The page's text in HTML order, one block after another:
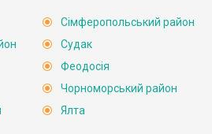
Сімферопольський район
Судак
Феодосія
Чорноморський район
Ялта